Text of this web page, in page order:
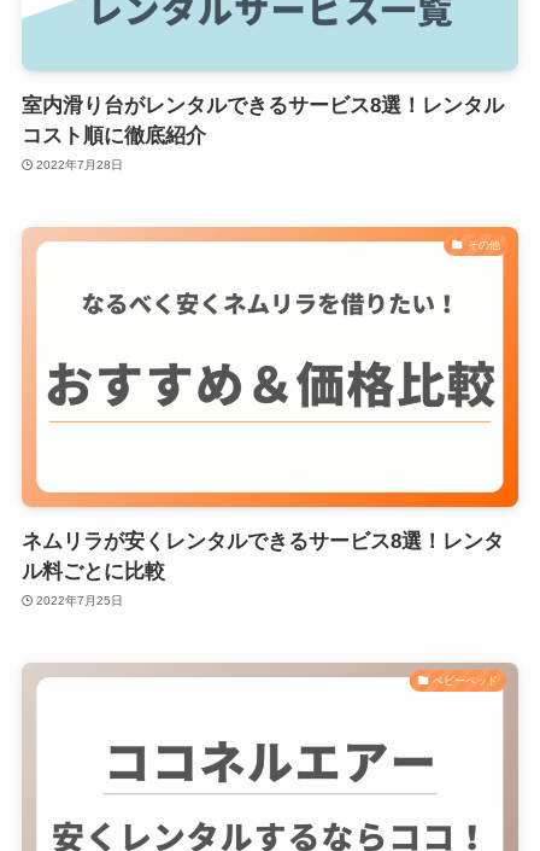
室内滑り台がレンタルできるサービス8選！レンタル
コスト順に徹底紹介
2022年7月28日
その他
ネムリラが安くレンタルできるサービス8選！レンタ
ル料ごとに比較
2022年7月25日
ベビーベッド